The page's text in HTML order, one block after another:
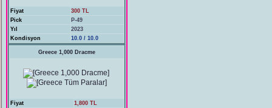
Fiyat
300 TL
Pick
P-49
Yıl
2023
Kondisyon
10.0 / 10.0
Greece 1,000 Dracme
Fiyat
1,800 TL